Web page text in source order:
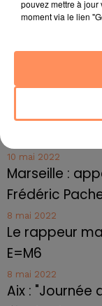
27 juin 2022
jusqu'au
Toulon : des
10 mai 2022
10 mai 2022
Marseille :
Frédéric
8 mai 2022
Le rappeur
E=M6
8 mai 2022
Aix : "Journée
pouvez mettre à jour
moment via le lien